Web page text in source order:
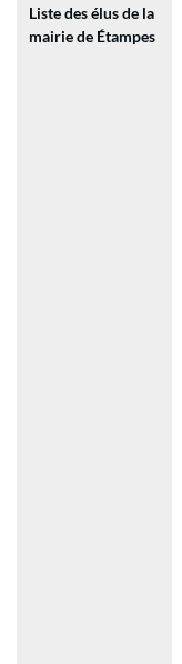
Liste des élus de la
mairie de Étampes